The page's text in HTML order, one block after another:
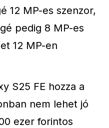
12 MP-es szenzor,
pedig 8 MP-es
12 MP-en
S25 FE hozza a
nem lehet jó
ezer forintos